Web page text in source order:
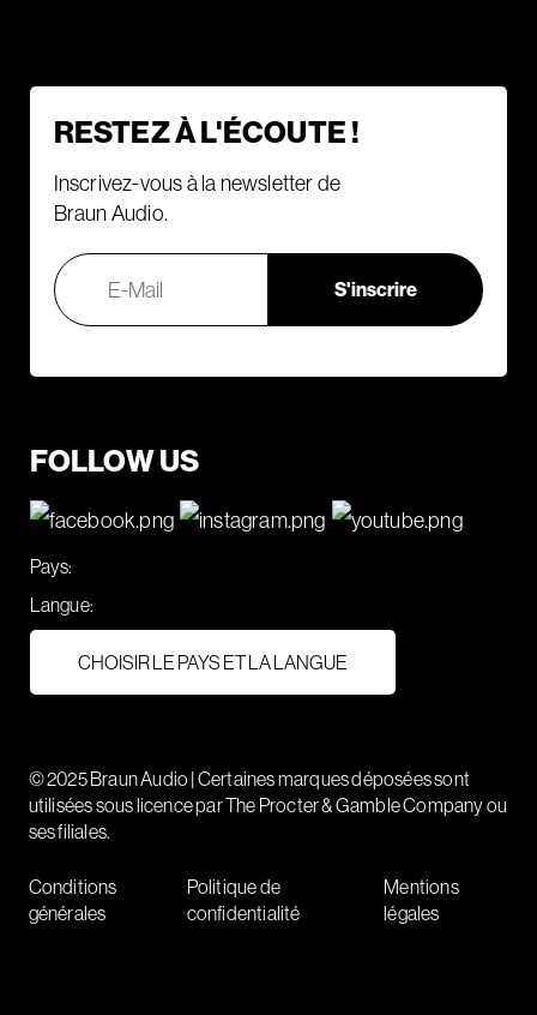
RESTEZ À L'ÉCOUTE !
Inscrivez-vous à la newsletter de
Braun Audio.
FOLLOW US
Pays:
Langue:
CHOISIR LE PAYS ET LA LANGUE
© 2025 Braun Audio | Certaines marques déposées sont
utilisées sous licence par The Procter & Gamble Company ou
ses filiales.
Conditions
générales
Politique de
confidentialité
Mentions
légales